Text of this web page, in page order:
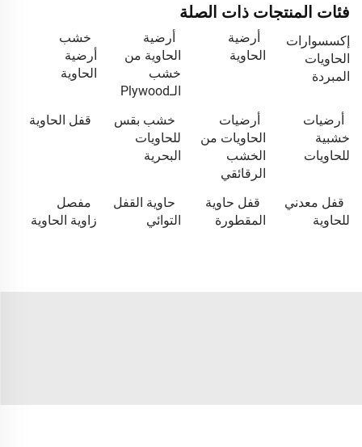
فئات المنتجات ذات الصلة
إكسسوارات
الحاويات
المبردة
أرضية
الحاوية
أرضية
الحاوية من
خشب
الـPlywood
خشب
أرضية
الحاوية
أرضيات
خشبية
للحاويات
أرضيات
الحاويات من
الخشب
الرقائقي
خشب بقس
للحاويات
البحرية
قفل الحاوية
قفل معدني
للحاوية
قفل حاوية
المقطورة
حاوية القفل
التوائي
مفصل
زاوية الحاوية